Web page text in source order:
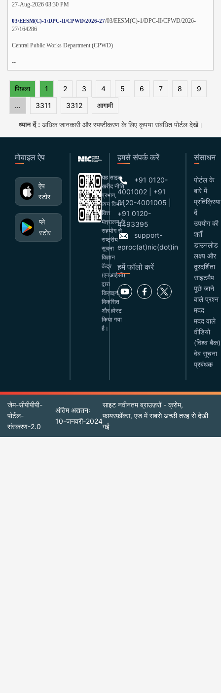
27-Aug-2026 03:30 PM
03/EESM(C)-1/DPC-II/CPWD/2026-27/03/EESM(C)-1/DPC-II/CPWD/2026-
27/164286
Central Public Works Department (CPWD)
--
पिछला 1 2 3 4 5 6 7 8
9
...
3311 3312 आगामी
ध्यान दें :अधिक जानकारी और स्पष्टीकरण के लिए कृपया संबंधित पोर्टल देखें।
मोबाइल ऐप
ऐप
स्टोर
प्ले
स्टोर
यह साइट
खरीद नीति
प्रभाग,
व्यय विभाग,
वित्त
मंत्रालय के
सहयोग से
राष्ट्रीय
सूचना
विज्ञान
केंद्र
(एनआईसी)
द्वारा
डिज़ाइन,
विकसित
और होस्ट
किया गया
है।
हमसे संपर्क करें
+91 0120-
4001002 | +91
0120-4001005 |
+91 0120-
4493395
support-
eproc(at)nic(dot)in
हमें फॉलो करें
संसाधन
पोर्टल के
बारे में
प्रतिक्रिया
दें
उपयोग की
शर्तें
डाउनलोड
लक्ष्य और
दूरदर्शिता
साइटमैप
पूछे जाने
वाले प्रश्न
मदद
मदद वाले
वीडियो
(विश्व बैंक)
वेब सूचना
प्रबंधक
जेम-सीपीपीपी-
पोर्टल-
संस्करण-2.0
अंतिम अद्यतन:
10-जनवरी-2024
साइट नवीनतम ब्राउज़रों - क्रोम,
फ़ायरफ़ॉक्स, एज में सबसे अच्छी तरह से देखी
गई